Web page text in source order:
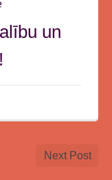
un
Next Post